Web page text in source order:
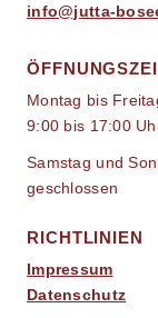
info@jutta-
Montag bis
9:00 bis 17:00
Samstag und
geschlossen
RICHTLINIEN
Impressum
Datenschutz